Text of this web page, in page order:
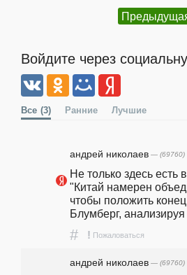
Войдите через
Все (3) Ранние Лучшие
андpeй николаев — (69760)
Не только здесь есть
"Китай намерен
чтобы положить
Блумберг,
# ! Пожаловаться
андpeй николаев — (69760)